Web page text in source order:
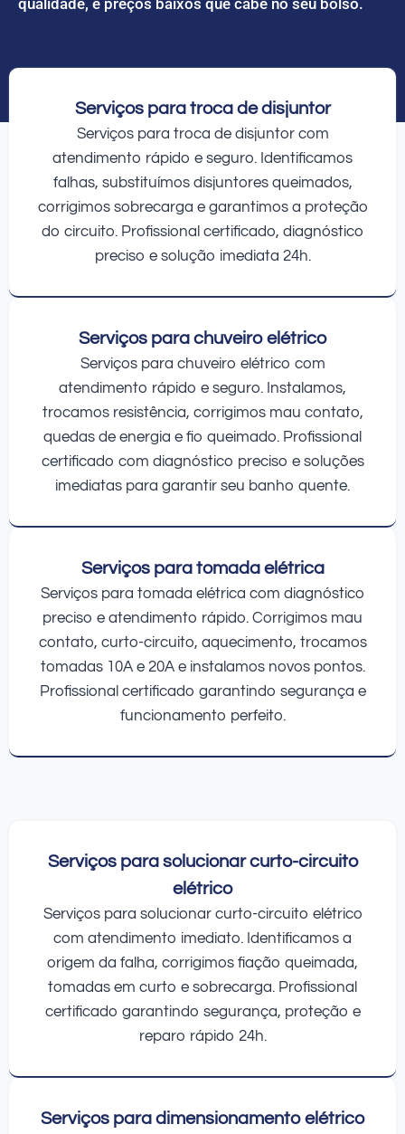
Serviços para troca de disjuntor
Serviços para troca de disjuntor com
atendimento rápido e seguro. Identificamos
falhas, substituímos disjuntores queimados,
corrigimos sobrecarga e garantimos a proteção
do circuito. Profissional certificado, diagnóstico
preciso e solução imediata 24h.
Serviços para chuveiro elétrico
Serviços para chuveiro elétrico com
atendimento rápido e seguro. Instalamos,
trocamos resistência, corrigimos mau contato,
quedas de energia e fio queimado. Profissional
certificado com diagnóstico preciso e soluções
imediatas para garantir seu banho quente.
Serviços para tomada elétrica
Serviços para tomada elétrica com diagnóstico
preciso e atendimento rápido. Corrigimos mau
contato, curto-circuito, aquecimento, trocamos
tomadas 10A e 20A e instalamos novos pontos.
Profissional certificado garantindo segurança e
funcionamento perfeito.
Serviços para solucionar curto-circuito
elétrico
Serviços para solucionar curto-circuito elétrico
com atendimento imediato. Identificamos a
origem da falha, corrigimos fiação queimada,
tomadas em curto e sobrecarga. Profissional
certificado garantindo segurança, proteção e
reparo rápido 24h.
Serviços para dimensionamento elétrico